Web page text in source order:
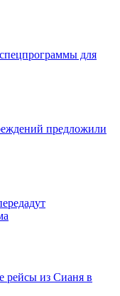
для
предложили
рейсы из Сианя в